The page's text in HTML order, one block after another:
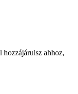
hozzájárulsz ahhoz,